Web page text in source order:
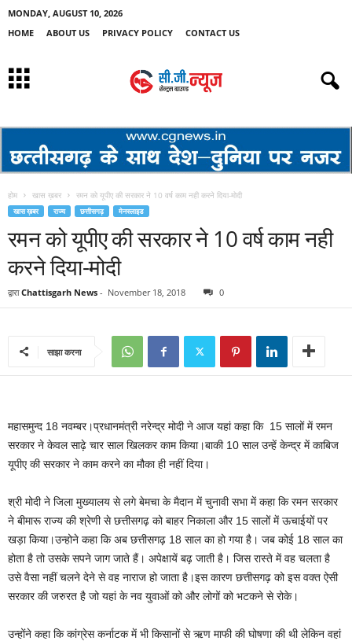
MONDAY, AUGUST 10, 2026
HOME
ABOUT US PRIVACY POLICY CONTACT US
होम खास ख़बर रमन को यूपीए की सरकार ने 10 वर्ष काम नही करने दिया-मोदी
खास ख़बर राज्य छत्तीसगढ़ मेनस्लाइड
रमन को यूपीए की सरकार ने 10 वर्ष काम नही
करने दिया-मोदी
द्वारा Chattisgarh News - November 18, 2018 0
साझा करना
महासमुन्द 18 नवम्बर।प्रधानमंत्री नरेन्द्र मोदी ने आज यहां कहा कि 15 सालों में रमन
सरकार ने केवल साढ़े चार साल खिलकर काम किया।बाकी 10 साल उन्हें केन्द्र में काबिज
यूपीए की सरकार ने काम करने का मौका ही नहीं दिया।
श्री मोदी ने जिला मुख्यालय से लगे बेमचा के मैदान में चुनावी सभा में कहा कि रमन सरकार
ने बीमारू राज्य की श्रेणी से छत्तीसगढ़ को बाहर निकाला और 15 सालों में ऊचाईयों पर
खड़ा किया।उन्होने कहा कि अब छत्तीसगढ़ 18 साल का हो गया है। जब कोई 18 साल का
होता है तो उसके सपने जाग जाते हैं। अपेक्षायें बढ़ जाती है। जिस रास्ते में वह चलता है
उसे वैसा नहीं चलने देने से वह नाराज हो जाता है।इस कारण छत्तीसगढ़ को इस वक्त ऐसी
सरकार की जरुरत है जो यहां के नव युवाओं को और लोगों को भटकने से रोके।
उन्होंने कहा कि कांग्रेस कर्नाटक में भी किसानों से ऋण माफी की घोषणा की थी लेकिन वहां